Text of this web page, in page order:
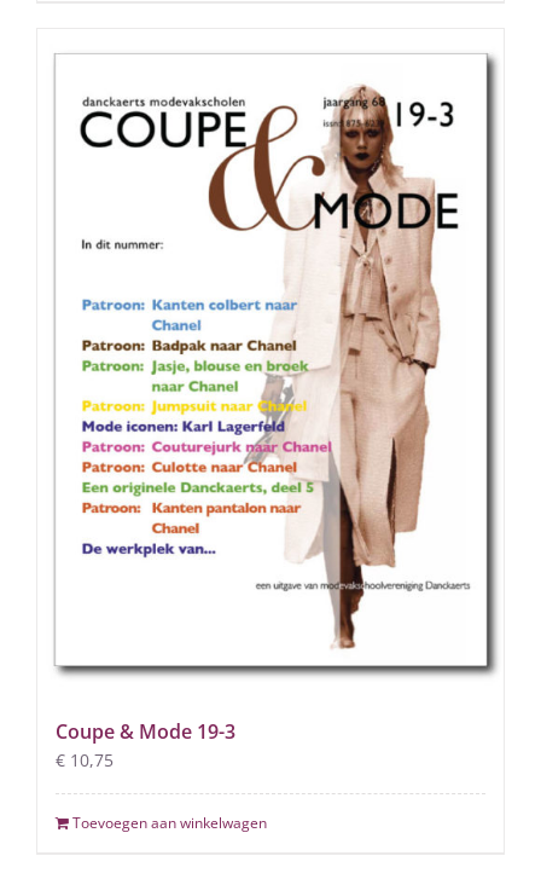
Coupe & Mode 19-3
€ 10,75
Toevoegen aan winkelwagen